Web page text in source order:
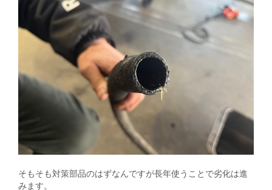
そもそも対策部品のはずなんですが長年使うことで劣化は進
みます。